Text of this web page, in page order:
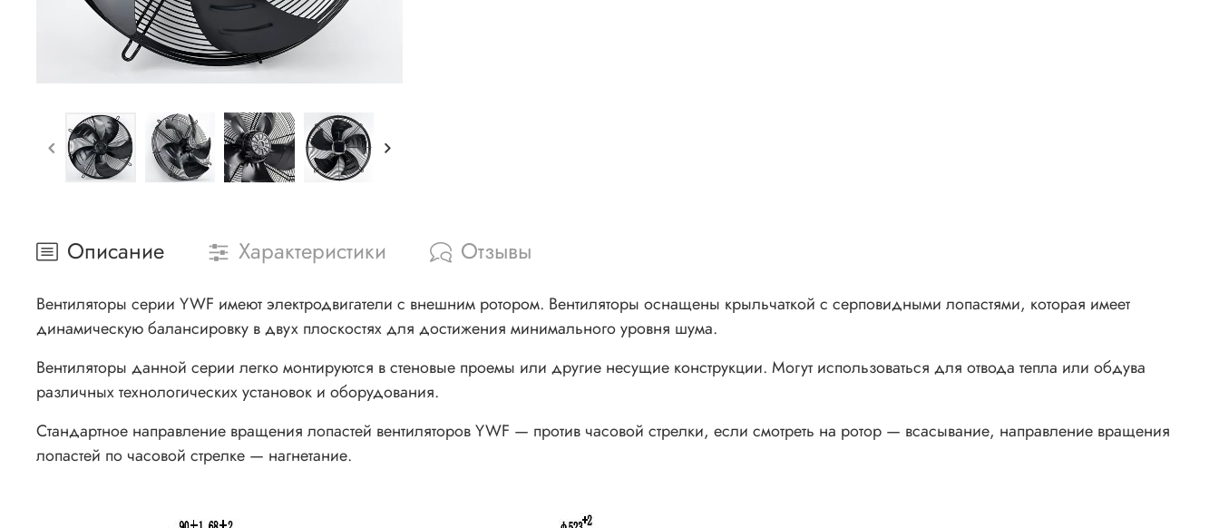
Описание Характеристики Отзывы
Вентиляторы серии YWF имеют электродвигатели с внешним ротором. Вентиляторы оснащены крыльчаткой с серповидными лопастями, которая имеет
динамическую балансировку в двух плоскостях для достижения минимального уровня шума.
Вентиляторы данной серии легко монтируются в стеновые проемы или другие несущие конструкции. Могут использоваться для отвода тепла или обдува
различных технологических установок и оборудования.
Стандартное направление вращения лопастей вентиляторов YWF — против часовой стрелки, если смотреть на ротор — всасывание, направление вращения
лопастей по часовой стрелке — нагнетание.